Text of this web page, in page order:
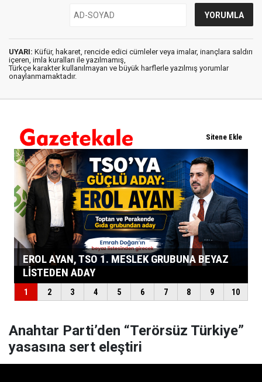
UYARI: Küfür, hakaret, rencide edici cümleler veya imalar, inançlara saldırı
içeren, imla kuralları ile yazılmamış,
Türkçe karakter kullanılmayan ve büyük harflerle yazılmış yorumlar
onaylanmamaktadır.
Anahtar Parti’den “Terörsüz Türkiye”
yasasına sert eleştiri